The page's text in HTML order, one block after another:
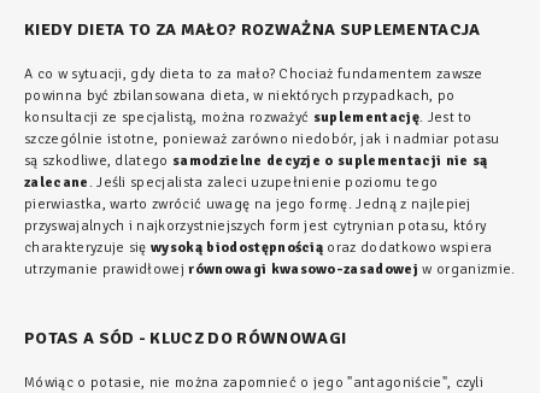
KIEDY DIETA TO ZA MAŁO? ROZWAŻNA SUPLEMENTACJA
A co w sytuacji, gdy dieta to za mało? Chociaż fundamentem zawsze
powinna być zbilansowana dieta, w niektórych przypadkach, po
konsultacji ze specjalistą, można rozważyć suplementację. Jest to
szczególnie istotne, ponieważ zarówno niedobór, jak i nadmiar potasu
są szkodliwe, dlatego samodzielne decyzje o suplementacji nie są
zalecane. Jeśli specjalista zaleci uzupełnienie poziomu tego
pierwiastka, warto zwrócić uwagę na jego formę. Jedną z najlepiej
przyswajalnych i najkorzystniejszych form jest cytrynian potasu, który
charakteryzuje sięwysoką biodostępnością oraz dodatkowo wspiera
utrzymanie prawidłowejrównowagi kwasowo-zasadowej w organizmie.
POTAS A SÓD - KLUCZ DO RÓWNOWAGI
Mówiąc o potasie, nie można zapomnieć o jego "antagoniście", czyli